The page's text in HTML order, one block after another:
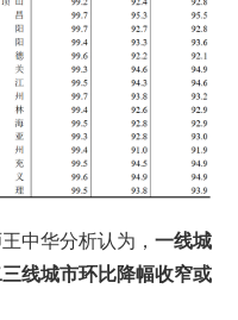
中华分析认为， 一线城
线城市环比降幅收窄或